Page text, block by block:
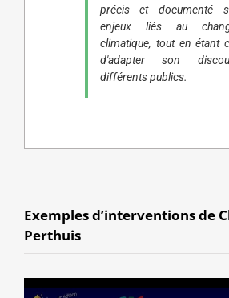
précis et documenté
enjeux liés au
climatique, tout en étant
d'adapter son
différents publics.
Exemples d’interventions de
Perthuis